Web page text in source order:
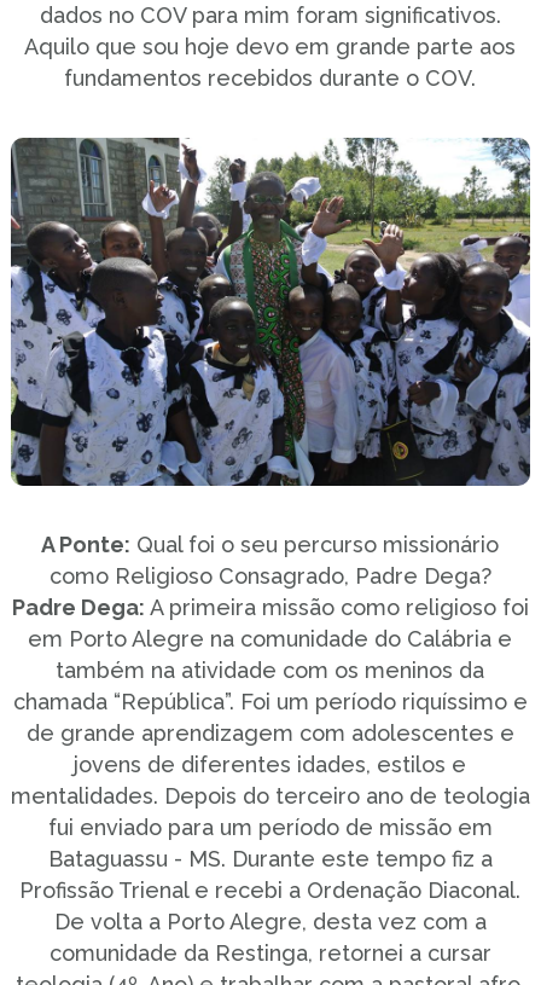
dados no COV para mim foram significativos.
Aquilo que sou hoje devo em grande parte aos
fundamentos recebidos durante o COV.
A Ponte: Qual foi o seu percurso missionário
como Religioso Consagrado, Padre Dega?
Padre Dega: A primeira missão como religioso foi
em Porto Alegre na comunidade do Calábria e
também na atividade com os meninos da
chamada “República”. Foi um período riquíssimo e
de grande aprendizagem com adolescentes e
jovens de diferentes idades, estilos e
mentalidades. Depois do terceiro ano de teologia
fui enviado para um período de missão em
Bataguassu - MS. Durante este tempo fiz a
Profissão Trienal e recebi a Ordenação Diaconal.
De volta a Porto Alegre, desta vez com a
comunidade da Restinga, retornei a cursar